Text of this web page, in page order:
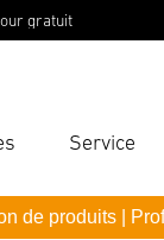
gratuit
Service
de produits |